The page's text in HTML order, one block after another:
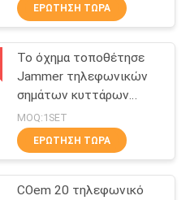
38
ΕΡΏΤΗΣΗ ΤΏΡΑ
Το όχημα τοποθέτησε
Jammer τηλεφωνικών
σημάτων κυττάρων
τηλεχειρισμού ΠΣΤ
GSM 3G 4G LTE 5G WIFI
MOQ:1SET
ΕΡΏΤΗΣΗ ΤΏΡΑ
COem 20 τηλεφωνικό